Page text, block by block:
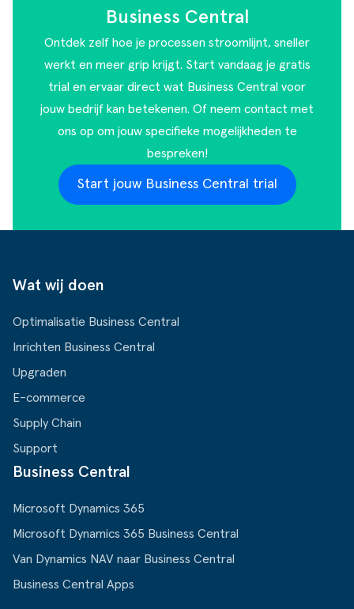
Business Central
Ontdek zelf hoe je processen stroomlijnt, sneller
werkt en meer grip krijgt. Start vandaag je gratis
trial en ervaar direct wat Business Central voor
jouw bedrijf kan betekenen. Of neem contact met
ons op om jouw specifieke mogelijkheden te
bespreken!
Start jouw Business Central trial
Wat wij doen
Optimalisatie Business Central
Inrichten Business Central
Upgraden
E-commerce
Supply Chain
Support
Business Central
Microsoft Dynamics 365
Microsoft Dynamics 365 Business Central
Van Dynamics NAV naar Business Central
Business Central Apps